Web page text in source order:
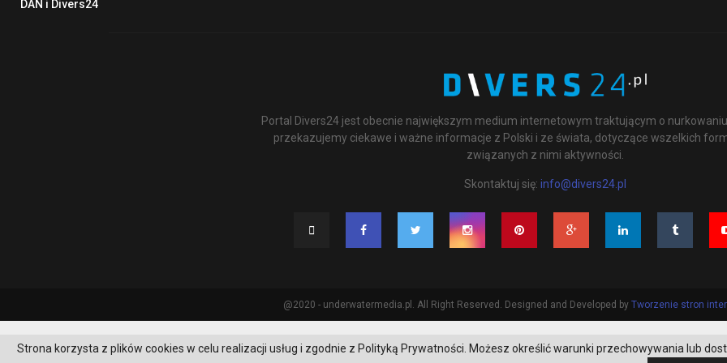
DAN i Divers24
Portal Divers24 jest obecnie największym medium internetowym traktującym o
przekazujemy ciekawe i ważne informacje z Polski i ze świata, dotyczące wszelkich
związanych z nimi aktywności.
Skontaktuj się: info@divers24.pl
@2020 - underwatermedia.pl. All Right Reserved. Designed and Developed by Tworzenie stron
Strona korzysta z plików cookies w celu realizacji usług i zgodnie z Polityką Prywatności. Możesz określić warunki przechowywania lub